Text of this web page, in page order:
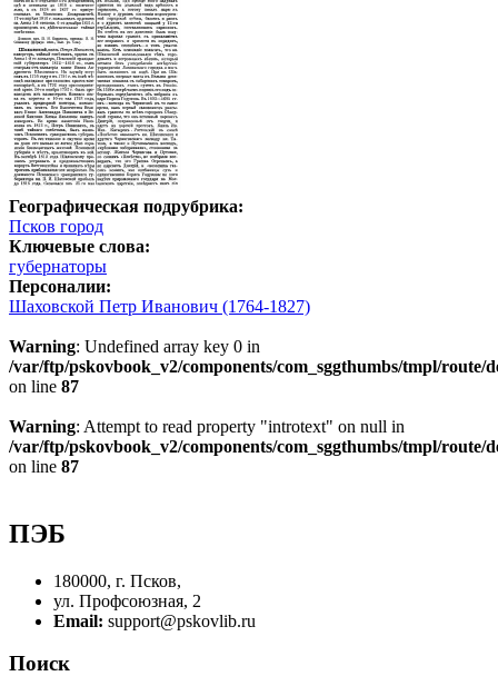
Географическая подрубрика:
Псков город
Ключевые слова:
губернаторы
Персоналии:
Шаховской Петр Иванович (1764-1827)
Warning: Undefined array key 0 in
/var/ftp/pskovbook_v2/components/com_sggthumbs/tmpl/route/
on line 87
Warning: Attempt to read property "introtext" on null in
/var/ftp/pskovbook_v2/components/com_sggthumbs/tmpl/route/
on line 87
ПЭБ
180000, г. Псков,
ул. Профсоюзная, 2
Email: support@pskovlib.ru
Поиск